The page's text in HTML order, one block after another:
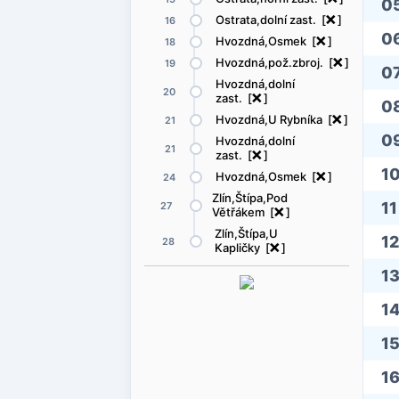
16 Ostrata,dolní zast. [ë]
18 Hvozdná,Osmek [ë]
19 Hvozdná,pož.zbroj. [ë]
20
Hvozdná,dolní
zast. [ë]
21 Hvozdná,U Rybníka [ë]
21
Hvozdná,dolní
zast. [ë]
24 Hvozdná,Osmek [ë]
27
Zlín,Štípa,Pod
Větřákem [ë]
28
Zlín,Štípa,U
Kapličky [ë]
10
11
12
13
14
15
16